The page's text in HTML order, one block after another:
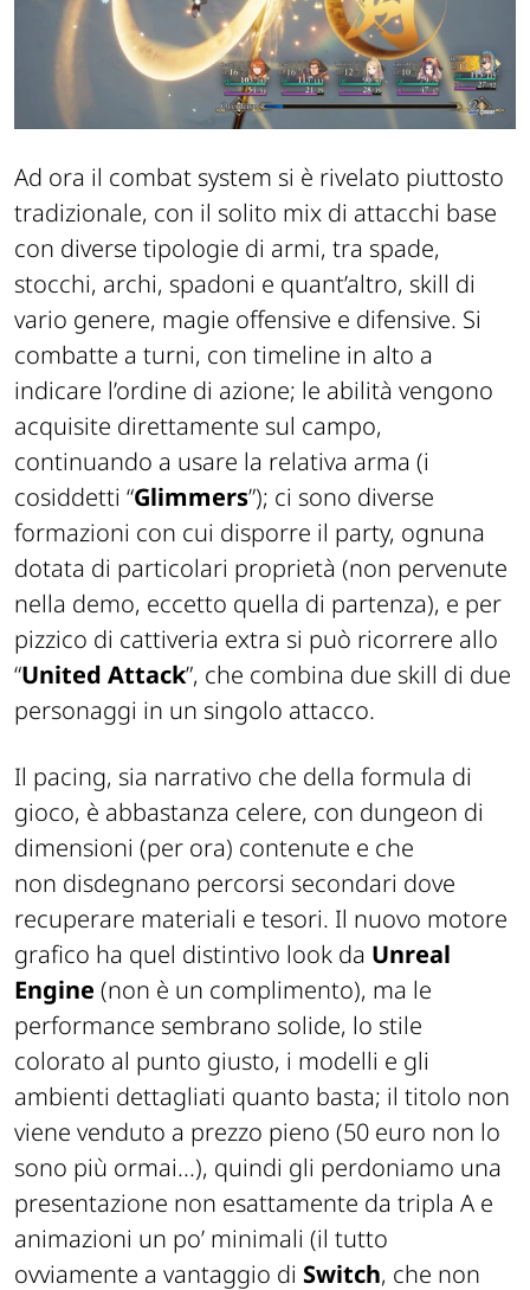
Ad ora il combat system si è rivelato piuttosto
tradizionale, con il solito mix di attacchi base
con diverse tipologie di armi, tra spade,
stocchi, archi, spadoni e quant’altro, skill di
vario genere, magie offensive e difensive. Si
combatte a turni, con timeline in alto a
indicare l’ordine di azione; le abilità vengono
acquisite direttamente sul campo,
continuando a usare la relativa arma (i
cosiddetti “Glimmers”); ci sono diverse
formazioni con cui disporre il party, ognuna
dotata di particolari proprietà (non pervenute
nella demo, eccetto quella di partenza), e per
pizzico di cattiveria extra si può ricorrere allo
“United Attack”, che combina due skill di due
personaggi in un singolo attacco.
Il pacing, sia narrativo che della formula di
gioco, è abbastanza celere, con dungeon di
dimensioni (per ora) contenute e che
non disdegnano percorsi secondari dove
recuperare materiali e tesori. Il nuovo motore
grafico ha quel distintivo look da Unreal
Engine (non è un complimento), ma le
performance sembrano solide, lo stile
colorato al punto giusto, i modelli e gli
ambienti dettagliati quanto basta; il titolo non
viene venduto a prezzo pieno (50 euro non lo
sono più ormai...), quindi gli perdoniamo una
presentazione non esattamente da tripla A e
animazioni un po’ minimali (il tutto
ovviamente a vantaggio di Switch, che non